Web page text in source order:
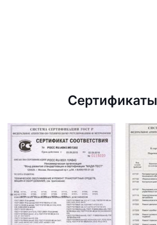
Сертификаты